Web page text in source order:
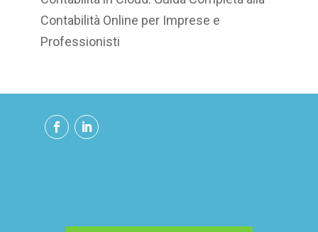
Contabilità Online per Imprese e
Professionisti